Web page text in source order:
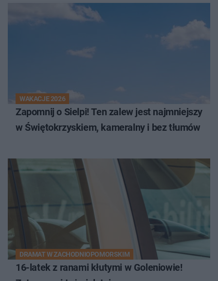
WAKACJE 2026
Zapomnij o Sielpi! Ten zalew jest najmniejszy
w Świętokrzyskiem, kameralny i bez tłumów
DRAMAT W ZACHODNIOPOMORSKIM
16-latek z ranami kłutymi w Goleniowie!